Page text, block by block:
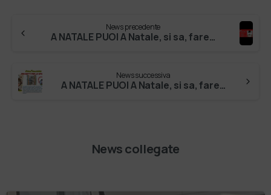
News precedente
A NATALE PUOI A Natale, si sa, fare del bene fa star bene! #ConFrancesco è uno dei progetti inclusivi, attivati dal Villaggio delle Pos…
News successiva
A NATALE PUOI A Natale, si sa, fare del bene fa star bene! #ConFrancesco è uno dei progetti inclusivi, attivati dal Villaggio delle Pos…
News collegate